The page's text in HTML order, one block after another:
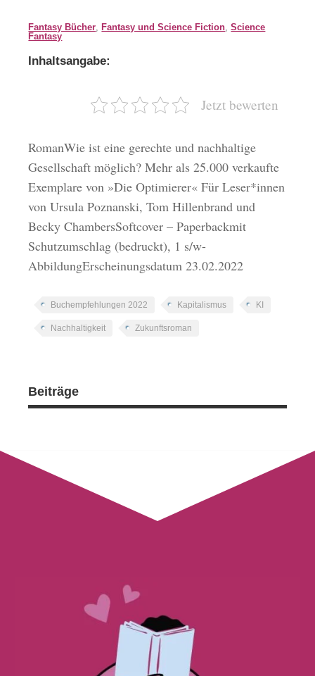
Fantasy Bücher, Fantasy und Science Fiction,Science
Fantasy
Inhaltsangabe:
Jetzt bewerten
RomanWie ist eine gerechte und nachhaltige
Gesellschaft möglich? Mehr als 25.000 verkaufte
Exemplare von »Die Optimierer« Für Leser*innen
von Ursula Poznanski, Tom Hillenbrand und
Becky ChambersSoftcover – Paperbackmit
Schutzumschlag (bedruckt), 1 s/w-
AbbildungErscheinungsdatum 23.02.2022
Buchempfehlungen 2022 Kapitalismus KI
Nachhaltigkeit Zukunftsroman
Beiträge